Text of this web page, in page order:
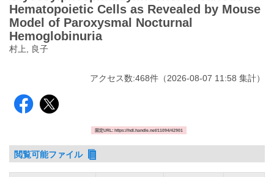
Hematopoietic Cells as Revealed by Mouse
Model of Paroxysmal Nocturnal
Hemoglobinuria
村上, 良子
アクセス数:468件 （2026-08-07 11:58 集計）
固定URL: https://hdl.handle.net/11094/42901
閲覧可能ファイル